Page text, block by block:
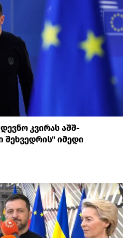
კვირას აშშ-
შეხვედრის" იმედი